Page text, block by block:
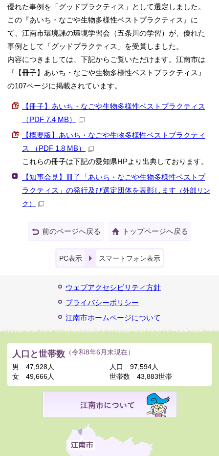
優れた事例を「グッドプラクティス」として選定しました。
この『あいち・なごや生物多様性ベストプラクティス』に
て、江南市環境課の環境学習会（五条川の学習）が、優れた
事例として「グッドプラクティス」を受賞しました。
内容につきましては、下記からご覧いただけます。江南市は
『【冊子】あいち・なごや生物多様性ベストプラクティス』
の107ページに掲載されています。
【冊子】あいち・なごや生物多様性ベストプラクティス
（PDF 7.4 MB）
【概要版】あいち・なごや生物多様性ベストプラクティ
ス （PDF 1.8 MB）
これらの冊子は下記の愛知県HPより出典しております。
【知事会見】冊子「あいち・なごや生物多様性ベストプ
ラクティス」の発行及び選定団体を表彰します （外部リン
ク）
前のページへ戻る トップページへ戻る
PC表示 スマートフォン表示
ウェブアクセシビリティ方針
プライバシーポリシー
江南市ホームページについて
人口と世帯数 （令和8年6月末現在）
男
47,928人
女
49,666人
人口
97,594人
世帯数
43,883世帯